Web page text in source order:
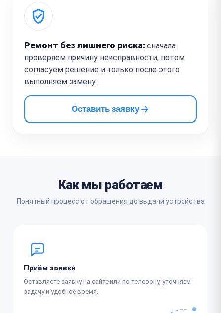
Ремонт без лишнего риска: сначала
проверяем причину неисправности, потом
согласуем решение и только после этого
выполняем замену.
Оставить заявку
Как мы работаем
Понятный процесс от обращения до выдачи устройства
Приём заявки
Оставляете заявку на сайте или по телефону, уточняем
задачу и удобное время.